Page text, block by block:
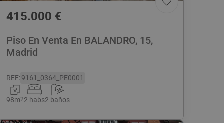
415.000 €
Piso En Venta En BALANDRO, 15,
Madrid
REF:9161_0364_PE0001
98m22 habs2 baños